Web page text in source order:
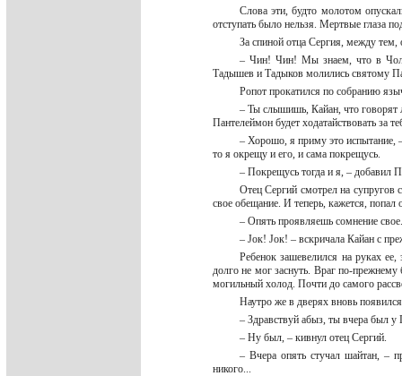
Слова эти, будто молотом
отступать было нельзя. Мертвые глаза
За спиной отца Сергия, между
– Чин! Чин! Мы знаем, что в
Тадышев и Тадыков молились святому
Ропот прокатился по собранию
– Ты слышишь, Кайан, что говорят
Пантелеймон будет ходатайствовать за
– Хорошо, я приму это испытание,
то я окрещу и его, и сама покрещусь.
– Покрещусь тогда и я, – добавил
Отец Сергий смотрел на
свое обещание. И теперь, кажется,
– Опять проявляешь сомнение
– Jок! Jок! – вскричала Кайан с
Ребенок зашевелился на руках
долго не мог заснуть. Враг по-
могильный холод. Почти до самого
Наутро же в дверях вновь
– Здравствуй абыз, ты вчера был у
– Ну был, – кивнул отец Сергий.
– Вчера опять стучал шайтан, –
никого...